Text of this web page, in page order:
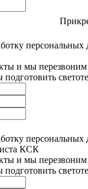
и мы
КСК
и мы